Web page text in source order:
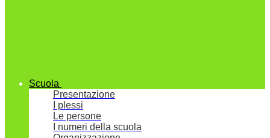
Scuola
Presentazione
I plessi
Le persone
I numeri della scuola